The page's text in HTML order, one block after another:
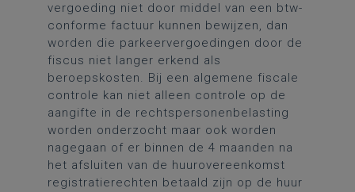
vergoeding niet door middel van een btw-
conforme factuur kunnen bewijzen, dan
worden die parkeervergoedingen door de
fiscus niet langer erkend als
beroepskosten. Bij een algemene fiscale
controle kan niet alleen controle op de
aangifte in de rechtspersonenbelasting
worden onderzocht maar ook worden
nagegaan of er binnen de 4 maanden na
het afsluiten van de huurovereenkomst
registratierechten betaald zijn op de huur